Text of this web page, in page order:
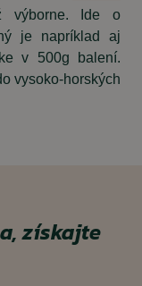
výborne. Ide o
je napríklad aj
v 500g balení.
vysoko-horských
získajte